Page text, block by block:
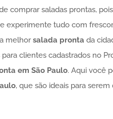
comprar saladas prontas,
experimente tudo com
melhorsalada pronta da
clientes cadastrados no
em São Paulo. Aqui você
, que são ideais para